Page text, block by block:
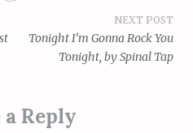
NEXT POST
Tonight I’m Gonna Rock You
Tonight, by Spinal Tap
a Reply